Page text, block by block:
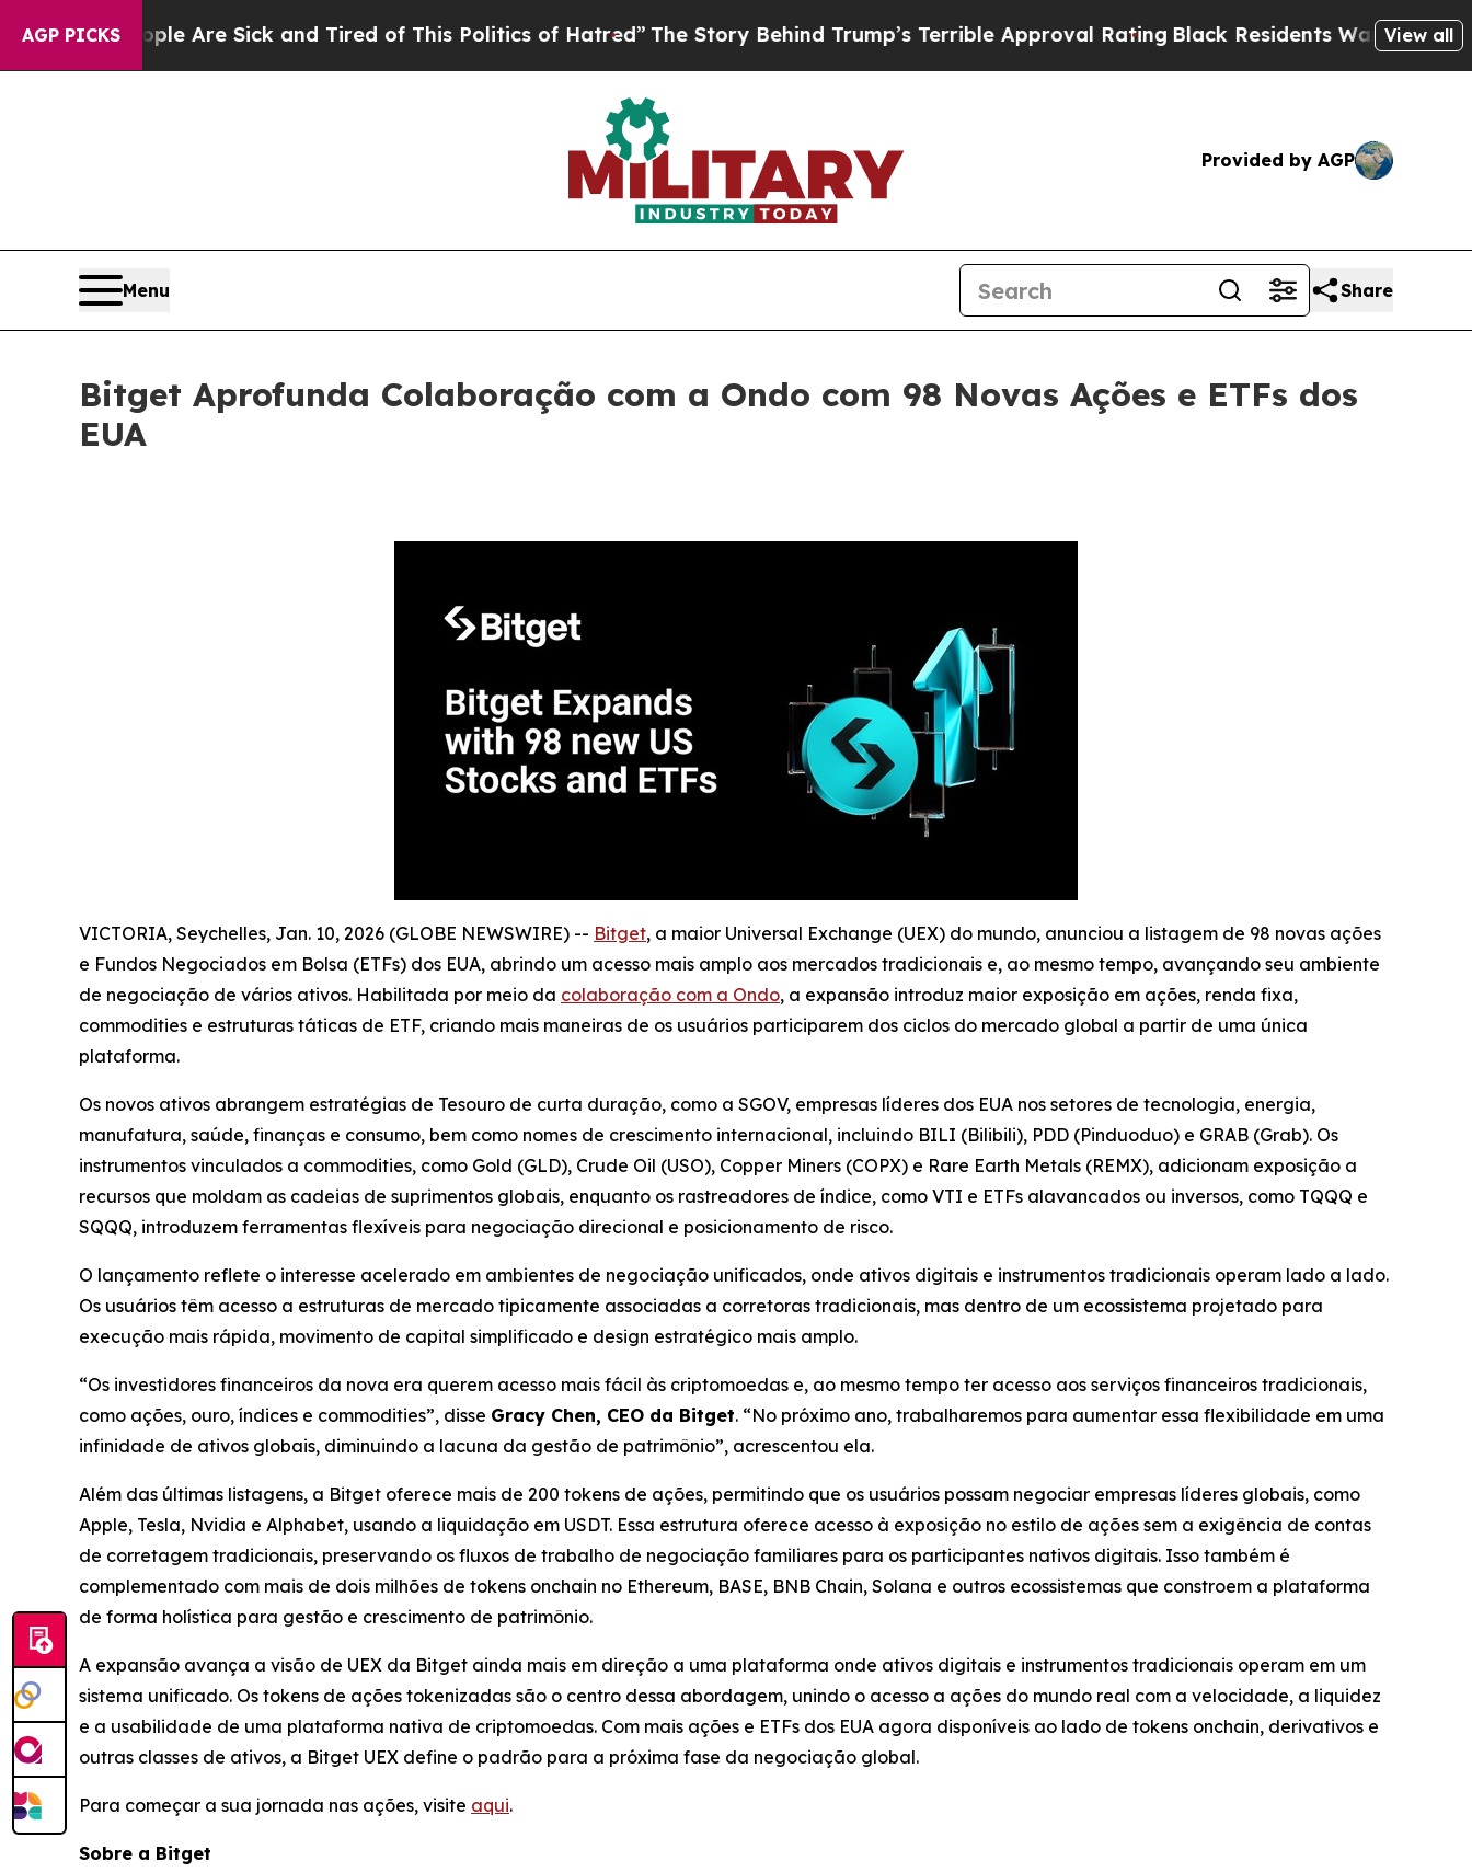
AGP PICKSAre Sick and Tired of This Politics of Hatred”The Story Behind Trump’s Terrible Approval RatingBlack Residents Warned of Abusive
View all
Provided by AGP
Menu Share
Bitget Aprofunda Colaboração com a Ondo com 98 Novas Ações e ETFs dos
EUA
VICTORIA, Seychelles, Jan. 10, 2026 (GLOBE NEWSWIRE) -- Bitget, a maior Universal Exchange (UEX) do mundo, anunciou a listagem de 98 novas ações
e Fundos Negociados em Bolsa (ETFs) dos EUA, abrindo um acesso mais amplo aos mercados tradicionais e, ao mesmo tempo, avançando seu ambiente
de negociação de vários ativos. Habilitada por meio da colaboração com a Ondo, a expansão introduz maior exposição em ações, renda fixa,
commodities e estruturas táticas de ETF, criando mais maneiras de os usuários participarem dos ciclos do mercado global a partir de uma única
plataforma.
Os novos ativos abrangem estratégias de Tesouro de curta duração, como a SGOV, empresas líderes dos EUA nos setores de tecnologia, energia,
manufatura, saúde, finanças e consumo, bem como nomes de crescimento internacional, incluindo BILI (Bilibili), PDD (Pinduoduo) e GRAB (Grab). Os
instrumentos vinculados a commodities, como Gold (GLD), Crude Oil (USO), Copper Miners (COPX) e Rare Earth Metals (REMX), adicionam exposição a
recursos que moldam as cadeias de suprimentos globais, enquanto os rastreadores de índice, como VTI e ETFs alavancados ou inversos, como TQQQ e
SQQQ, introduzem ferramentas flexíveis para negociação direcional e posicionamento de risco.
O lançamento reflete o interesse acelerado em ambientes de negociação unificados, onde ativos digitais e instrumentos tradicionais operam lado a lado.
Os usuários têm acesso a estruturas de mercado tipicamente associadas a corretoras tradicionais, mas dentro de um ecossistema projetado para
execução mais rápida, movimento de capital simplificado e design estratégico mais amplo.
“Os investidores financeiros da nova era querem acesso mais fácil às criptomoedas e, ao mesmo tempo ter acesso aos serviços financeiros tradicionais,
como ações, ouro, índices e commodities”, disse Gracy Chen, CEO da Bitget. “No próximo ano, trabalharemos para aumentar essa flexibilidade em uma
infinidade de ativos globais, diminuindo a lacuna da gestão de patrimônio”, acrescentou ela.
Além das últimas listagens, a Bitget oferece mais de 200 tokens de ações, permitindo que os usuários possam negociar empresas líderes globais, como
Apple, Tesla, Nvidia e Alphabet, usando a liquidação em USDT. Essa estrutura oferece acesso à exposição no estilo de ações sem a exigência de contas
de corretagem tradicionais, preservando os fluxos de trabalho de negociação familiares para os participantes nativos digitais. Isso também é
complementado com mais de dois milhões de tokens onchain no Ethereum, BASE, BNB Chain, Solana e outros ecossistemas que constroem a plataforma
de forma holística para gestão e crescimento de patrimônio.
A expansão avança a visão de UEX da Bitget ainda mais em direção a uma plataforma onde ativos digitais e instrumentos tradicionais operam em um
sistema unificado. Os tokens de ações tokenizadas são o centro dessa abordagem, unindo o acesso a ações do mundo real com a velocidade, a liquidez
e a usabilidade de uma plataforma nativa de criptomoedas. Com mais ações e ETFs dos EUA agora disponíveis ao lado de tokens onchain, derivativos e
outras classes de ativos, a Bitget UEX define o padrão para a próxima fase da negociação global.
Para começar a sua jornada nas ações, visite aqui.
Sobre a Bitget